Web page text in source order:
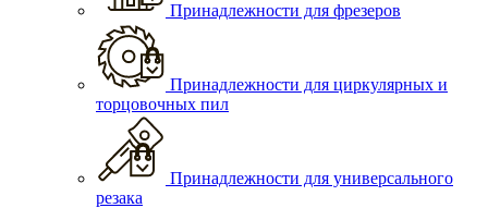
Принадлежности для фрезеров
Принадлежности для циркулярных и
торцовочных пил
Принадлежности для универсального
резака